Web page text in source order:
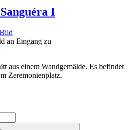
I
an Eingang zu
aus einem Wandgemälde. Es befindet
Zeremonienplatz.